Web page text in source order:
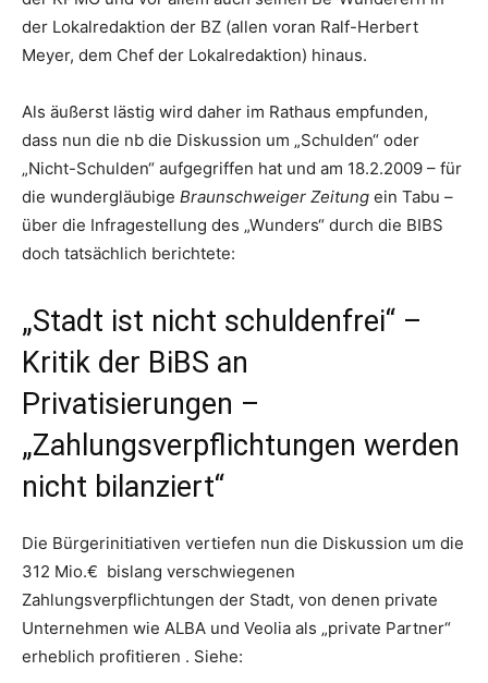
der Lokalredaktion der BZ (allen voran Ralf-Herbert
Meyer, dem Chef der Lokalredaktion) hinaus.
Als äußerst lästig wird daher im Rathaus empfunden,
dass nun die nb die Diskussion um „Schulden“ oder
„Nicht-Schulden“ aufgegriffen hat und am 18.2.2009 – für
die wundergläubige Braunschweiger Zeitung ein Tabu –
über die Infragestellung des „Wunders“ durch die BIBS
doch tatsächlich berichtete:
„Stadt ist nicht schuldenfrei“ –
Kritik der BiBS an
Privatisierungen –
„Zahlungsverpflichtungen werden
nicht bilanziert“
Die Bürgerinitiativen vertiefen nun die Diskussion um die
312 Mio.€ bislang verschwiegenen
Zahlungsverpflichtungen der Stadt, von denen private
Unternehmen wie ALBA und Veolia als „private Partner“
erheblich profitieren . Siehe: